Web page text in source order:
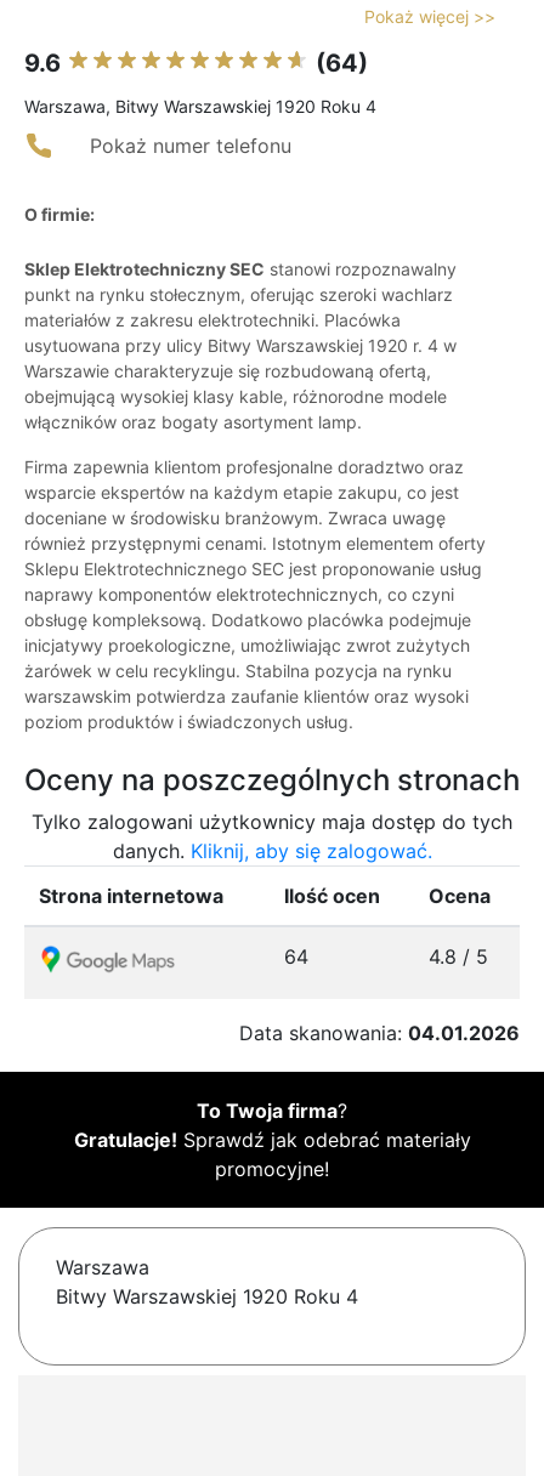
Pokaż więcej >>
9.6 (64)
Warszawa, Bitwy Warszawskiej 1920 Roku 4
Pokaż numer telefonu
O firmie:
Sklep Elektrotechniczny SEC stanowi rozpoznawalny
punkt na rynku stołecznym, oferując szeroki wachlarz
materiałów z zakresu elektrotechniki. Placówka
usytuowana przy ulicy Bitwy Warszawskiej 1920 r. 4 w
Warszawie charakteryzuje się rozbudowaną ofertą,
obejmującą wysokiej klasy kable, różnorodne modele
włączników oraz bogaty asortyment lamp.
Firma zapewnia klientom profesjonalne doradztwo oraz
wsparcie ekspertów na każdym etapie zakupu, co jest
doceniane w środowisku branżowym. Zwraca uwagę
również przystępnymi cenami. Istotnym elementem oferty
Sklepu Elektrotechnicznego SEC jest proponowanie usług
naprawy komponentów elektrotechnicznych, co czyni
obsługę kompleksową. Dodatkowo placówka podejmuje
inicjatywy proekologiczne, umożliwiając zwrot zużytych
żarówek w celu recyklingu. Stabilna pozycja na rynku
warszawskim potwierdza zaufanie klientów oraz wysoki
poziom produktów i świadczonych usług.
Oceny na poszczególnych stronach
Tylko zalogowani użytkownicy maja dostęp do tych
danych. Kliknij, aby się zalogować.
Strona internetowa
Ilość ocen Ocena
64 4.8 / 5
Data skanowania: 04.01.2026
To Twoja firma?
Gratulacje! Sprawdź jak odebrać materiały
promocyjne!
Warszawa
Bitwy Warszawskiej 1920 Roku 4